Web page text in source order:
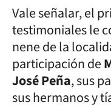
Vale señalar, el
testimoniales le
nene de la
participación de
José Peña, sus
sus hermanos y